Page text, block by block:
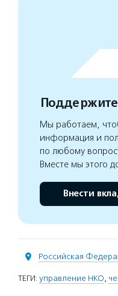
Мы работаем,
информация и
по любому
Вместе мы этого
Внести
Российская
ТЕГИ: управление НКО,